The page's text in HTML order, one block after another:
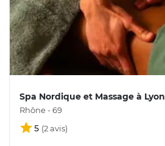
Spa Nordique et Massage à Lyon
Rhône - 69
5